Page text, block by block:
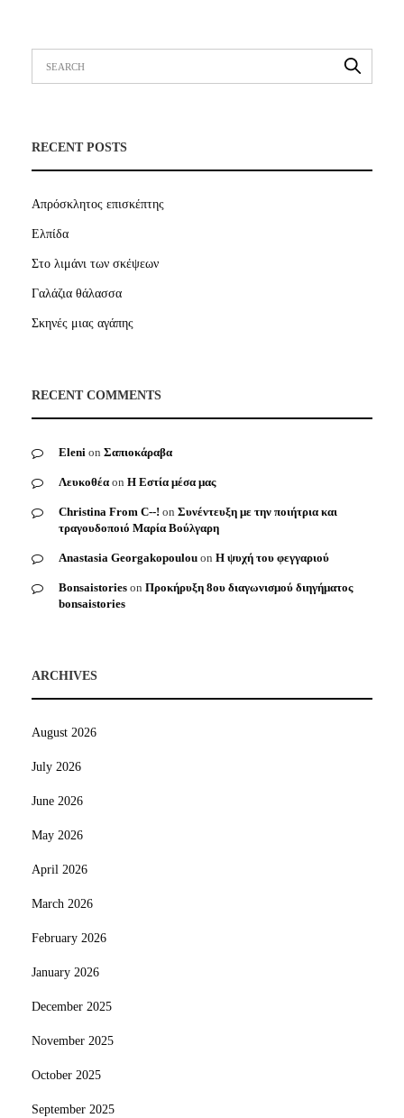
RECENT POSTS
Απρόσκλητος επισκέπτης
Ελπίδα
Στο λιμάνι των σκέψεων
Γαλάζια θάλασσα
Σκηνές μιας αγάπης
RECENT COMMENTS
Eleni on Σαπιοκάραβα
Λευκοθέα on Η Εστία μέσα μας
Christina From C--! on Συνέντευξη με την ποιήτρια και
τραγουδοποιό Μαρία Βούλγαρη
Anastasia Georgakopoulou on Η ψυχή του φεγγαριού
Bonsaistories on Προκήρυξη 8ου διαγωνισμού διηγήματος
bonsaistories
ARCHIVES
August 2026
July 2026
June 2026
May 2026
April 2026
March 2026
February 2026
January 2026
December 2025
November 2025
October 2025
September 2025